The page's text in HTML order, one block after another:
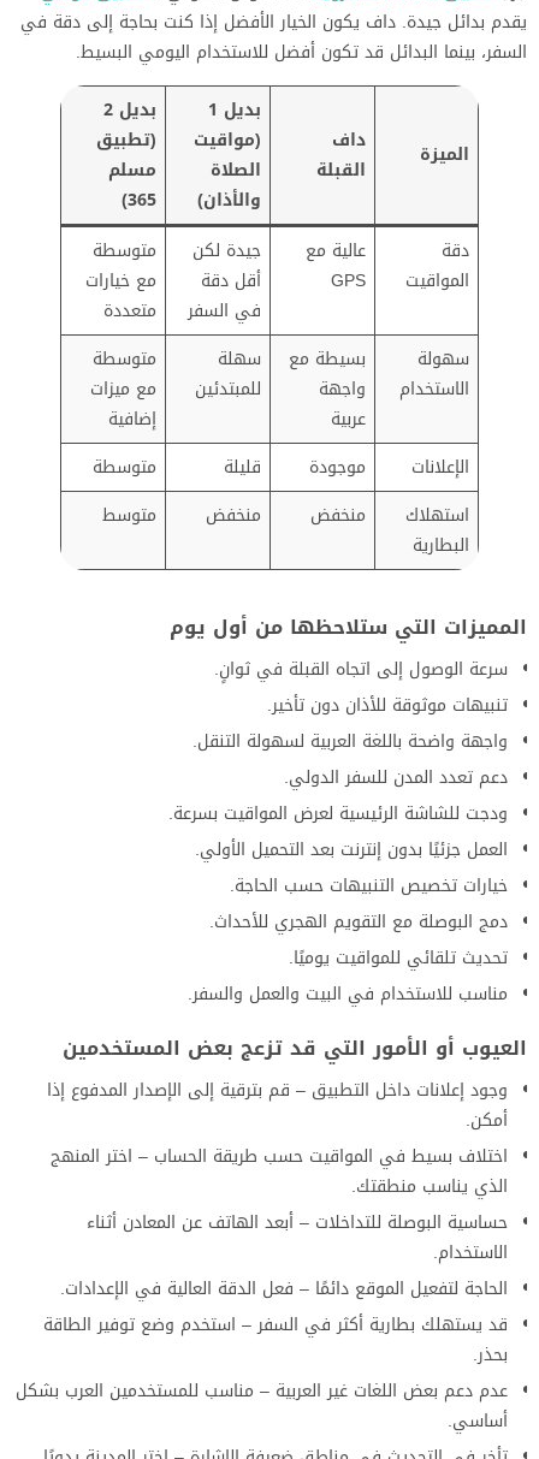
يقدم بدائل جيدة. داف يكون الخيار الأفضل إذا كنت بحاجة إلى دقة في
السفر، بينما البدائل قد تكون أفضل للاستخدام اليومي البسيط.
الميزة
داف
القبلة
بديل 1
(مواقيت
الصلاة
والأذان)
بديل 2
(تطبيق
مسلم
365)
دقة
المواقيت
عالية مع
GPS
جيدة لكن
أقل دقة
في السفر
متوسطة
مع خيارات
متعددة
سهولة
الاستخدام
بسيطة مع
واجهة
عربية
سهلة
للمبتدئين
متوسطة
مع ميزات
إضافية
الإعلانات
موجودة قليلة
متوسطة
استهلاك
البطارية
منخفض منخفض متوسط
المميزات التي ستلاحظها من أول يوم
سرعة الوصول إلى اتجاه القبلة في ثوانٍ.
تنبيهات موثوقة للأذان دون تأخير.
واجهة واضحة باللغة العربية لسهولة التنقل.
دعم تعدد المدن للسفر الدولي.
ودجت للشاشة الرئيسية لعرض المواقيت بسرعة.
العمل جزئيًا بدون إنترنت بعد التحميل الأولي.
خيارات تخصيص التنبيهات حسب الحاجة.
دمج البوصلة مع التقويم الهجري للأحداث.
تحديث تلقائي للمواقيت يوميًا.
مناسب للاستخدام في البيت والعمل والسفر.
العيوب أو الأمور التي قد تزعج بعض المستخدمين
وجود إعلانات داخل التطبيق – قم بترقية إلى الإصدار المدفوع إذا
أمكن.
اختلاف بسيط في المواقيت حسب طريقة الحساب – اختر المنهج
الذي يناسب منطقتك.
حساسية البوصلة للتداخلات – أبعد الهاتف عن المعادن أثناء
الاستخدام.
الحاجة لتفعيل الموقع دائمًا – فعل الدقة العالية في الإعدادات.
قد يستهلك بطارية أكثر في السفر – استخدم وضع توفير الطاقة
بحذر.
عدم دعم بعض اللغات غير العربية – مناسب للمستخدمين العرب بشكل
أساسي.